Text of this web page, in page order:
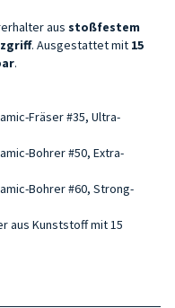
aus stoßfestem
. Ausgestattet mit 15
.
Fräser #35, Ultra-
Bohrer #50, Extra-
Bohrer #60, Strong-
aus Kunststoff mit 15